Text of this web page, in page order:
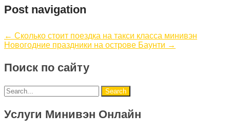
Post navigation
← Сколько стоит поездка на такси класса минивэн
Новогодние праздники на острове Баунти →
Поиск по сайту
Услуги Минивэн Онлайн